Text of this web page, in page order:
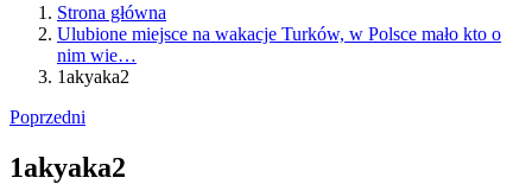
Strona główna
Ulubione miejsce na wakacje Turków, w Polsce mało kto o
nim wie…
1akyaka2
Poprzedni
1akyaka2